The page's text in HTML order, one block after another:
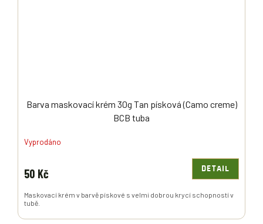
Barva maskovací krém 30g Tan písková (Camo creme)
BCB tuba
Vyprodáno
50 Kč DETAIL
Maskovací krém v barvě pískové s velmi dobrou krycí schopností v
tubě.